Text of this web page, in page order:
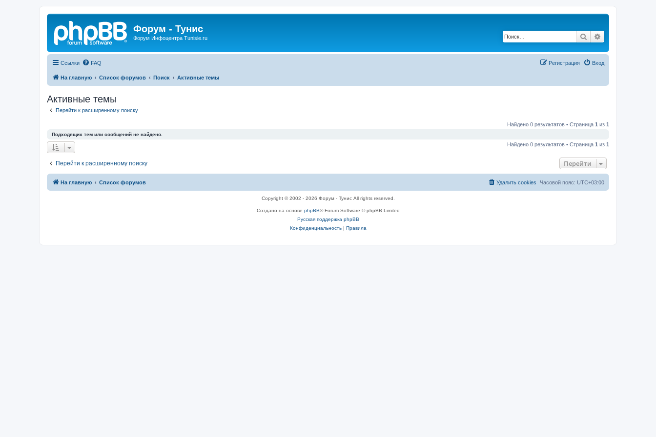
Форум - Тунис
Форум Инфоцентра Tunisie.ru Поиск
Ссылки FAQ Вход
Регистрация
На главную Список форумов Поиск Активные темы
Активные темы
Перейти к расширенному поиску
Найдено 0 результатов • Страница 1 из 1
Подходящих тем или сообщений не найдено.
Найдено 0 результатов • Страница 1 из 1
Перейти к расширенному поиску Перейти
На главную Список форумов Часовой пояс: UTC+03:00
Удалить cookies
Copyright © 2002 - 2026 Форум - Тунис All rights reserved.
Создано на основе phpBB® Forum Software © phpBB Limited
Русская поддержка phpBB
Конфиденциальность| Правила